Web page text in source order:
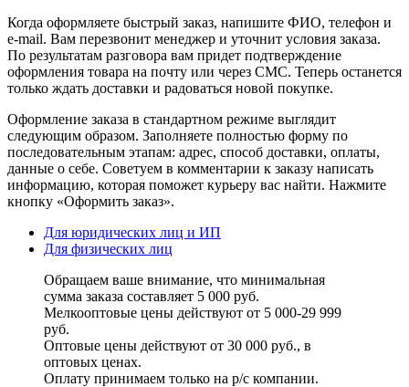
Когда оформляете быстрый заказ, напишите ФИО, телефон и
e-mail. Вам перезвонит менеджер и уточнит условия заказа.
По результатам разговора вам придет подтверждение
оформления товара на почту или через СМС. Теперь останется
только ждать доставки и радоваться новой покупке.
Оформление заказа в стандартном режиме выглядит
следующим образом. Заполняете полностью форму по
последовательным этапам: адрес, способ доставки, оплаты,
данные о себе. Советуем в комментарии к заказу написать
информацию, которая поможет курьеру вас найти. Нажмите
кнопку «Оформить заказ».
Для юридических лиц и ИП
Для физических лиц
Обращаем ваше внимание, что минимальная
сумма заказа составляет 5 000 руб.
Мелкооптовые цены действуют от 5 000-29 999
руб.
Оптовые цены действуют от 30 000 руб., в
оптовых ценах.
Оплату принимаем только на р/с компании.